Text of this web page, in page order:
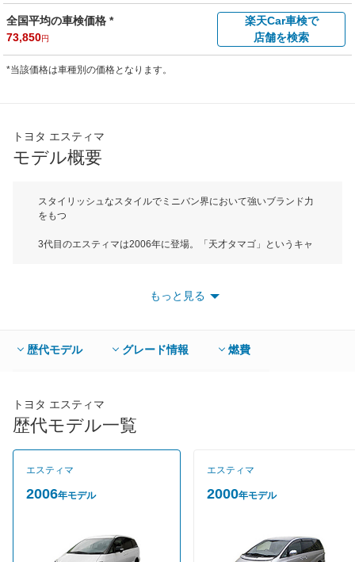
全国平均の車検価格 *
73,850円
楽天Car車検で
店舗を検索
*当該価格は車種別の価格となります。
トヨタ エスティマ
モデル概要
スタイリッシュなスタイルでミニバン界において強いブランド力
をもつ
3代目のエスティマは2006年に登場。「天才タマゴ」というキャ
など、初代はユニークなメカニズムを持っていたが、2代目以降
こともあり、強力なブランド力を維持している。ボディサイズは
スタンダード系が全長4795mm、全幅が1800mm。エアロパーツ
あり、7人乗りには800mmのロングスライドが可能なセカンドシ
ートと、シート一体型オットマンを採用、サードシートを畳めば
ゆったりと足をのばせるスーパーリラックススペースが出現す
11.4km/L、3.5L車が9.7m/Lを実現している。スタンダード系とエ
アロパーツを装着したアエラスの2モデル体系があり、全7グレー
ドが設定されるが、2.4Lアエラスが断トツの人気。2011年新車販
もっと見る
歴代モデル グレード情報 燃費
トヨタ エスティマ
歴代モデル一覧
エスティマ
2006年モデル
エスティマ
2000年モデル